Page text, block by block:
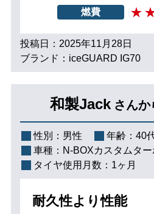
燃費
投稿日：2025年11月28日
ブランド：iceGUARD IG70
和製Jack さんか
性別： 男性 年齢： 40
車種： N-BOXカスタムタ
タイヤ使用月数： 1ヶ月
耐久性より性能